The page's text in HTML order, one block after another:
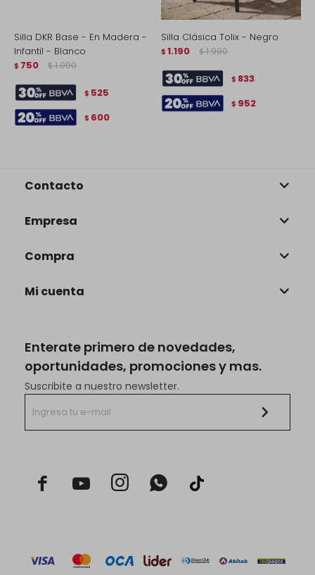
Silla DKR Base - En Madera -
Infantil - Blanco
$ 750 $ 1.090
$ 525
$ 600
Silla Clásica Tolix - Negro
$ 1.190 $ 1.990
$ 833
$ 952
Enterate primero de novedades,
oportunidades, promociones y mas.
Suscribite a nuestro newsletter.
  
Contacto
Empresa
Compra
Mi cuenta